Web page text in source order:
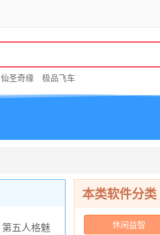
仙圣奇缘 极品飞车
第五人格魅
本类软件分类
休闲益智